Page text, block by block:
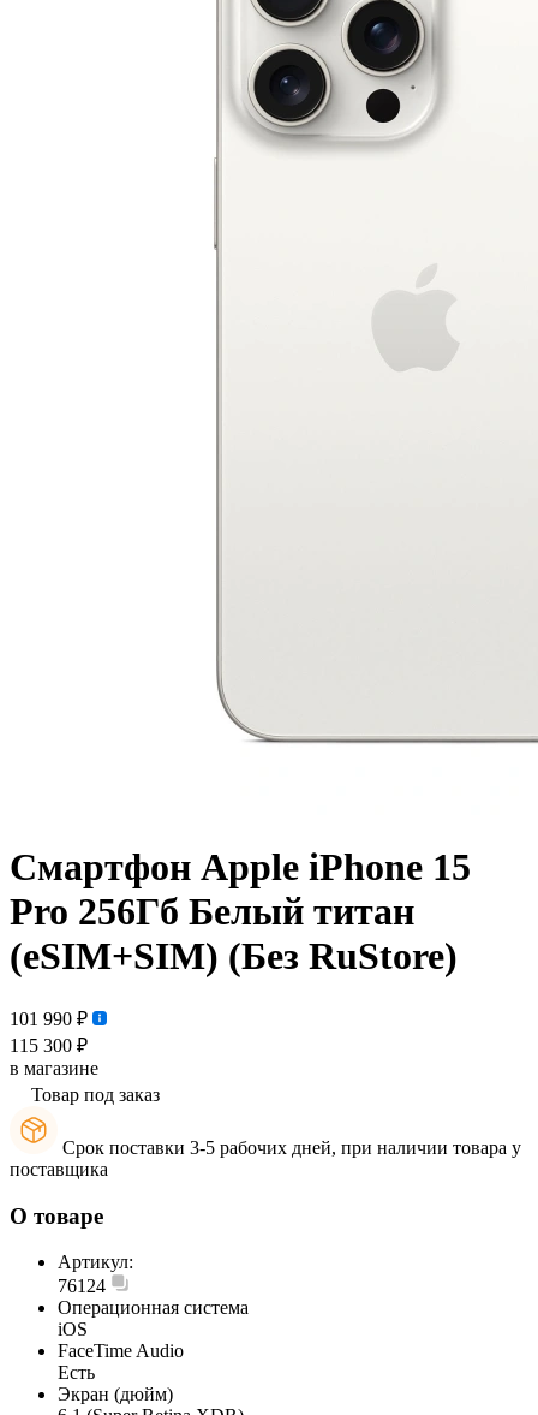
Смартфон Apple iPhone 15
Pro 256Гб Белый титан
(eSIM+SIM) (Без RuStore)
101 990 ₽
115 300 ₽
в магазине
Товар под заказ
Срок поставки 3-5 рабочих дней, при наличии товара у
поставщика
О товаре
Артикул:
76124
Операционная система
iOS
FaceTime Audio
Есть
Экран (дюйм)